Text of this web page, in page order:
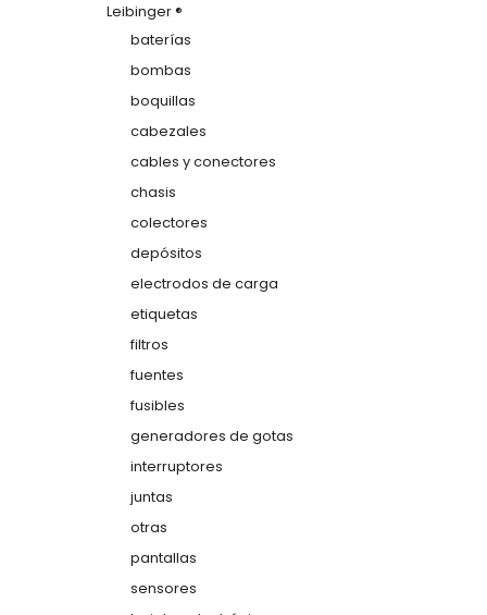
Leibinger ®
baterías
bombas
boquillas
cabezales
cables y conectores
chasis
colectores
depósitos
electrodos de carga
etiquetas
filtros
fuentes
fusibles
generadores de gotas
interruptores
juntas
otras
pantallas
sensores